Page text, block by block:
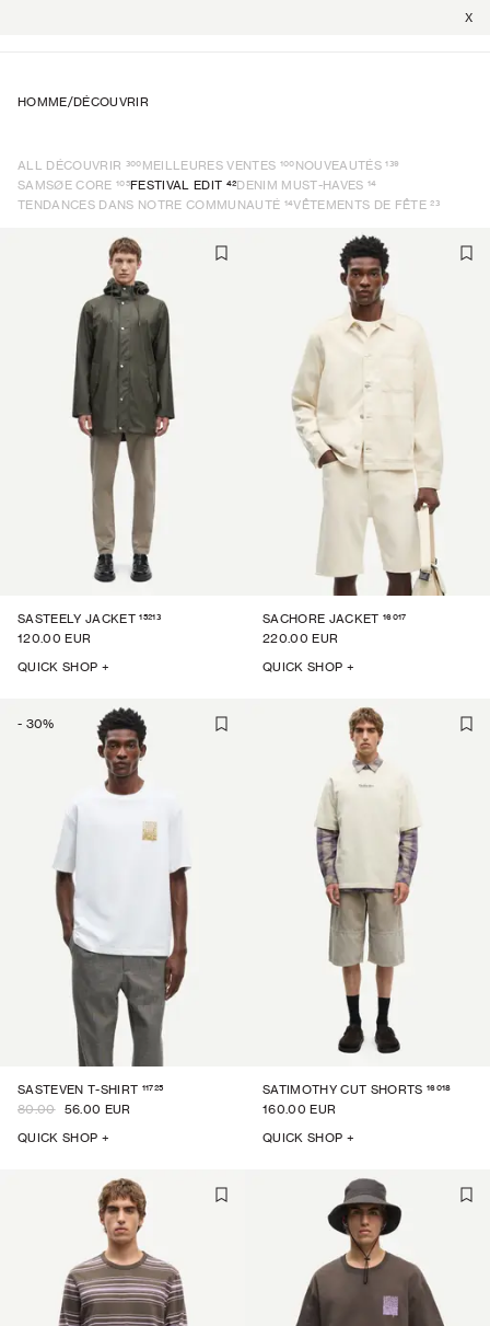
X
HOMME/DÉCOUVRIR
ALL DÉCOUVRIR 300MEILLEURES VENTES 100NOUVEAUTÉS 139
SAMSØE CORE 105FESTIVAL EDIT 42DENIM MUST-HAVES 14
TENDANCES DANS NOTRE COMMUNAUTÉ 14VÊTEMENTS DE FÊTE 23
SASTEELY JACKET 15213
120.00 EUR
QUICK SHOP +
SACHORE JACKET 16017
220.00 EUR
QUICK SHOP +
- 30%
SASTEVEN T-SHIRT 11725
80.00 56.00 EUR
QUICK SHOP +
SATIMOTHY CUT SHORTS 16018
160.00 EUR
QUICK SHOP +